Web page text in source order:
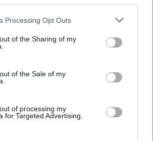
Processing Opt Outs
of the Sharing of my
of the Sale of my
of processing my
for Targeted Advertising.
als Qualitätsversprechen. Er macht
zeigt Produzentinnen und
im besten Sinn: Zuschauer lernen,
wie Texturen Spannung erzeugen
fränkische Ton spürbar – heimatnah,
öffnet er Räume für
Lab über Teamförderung bis zu
den Herd hinausgehen. Führung,